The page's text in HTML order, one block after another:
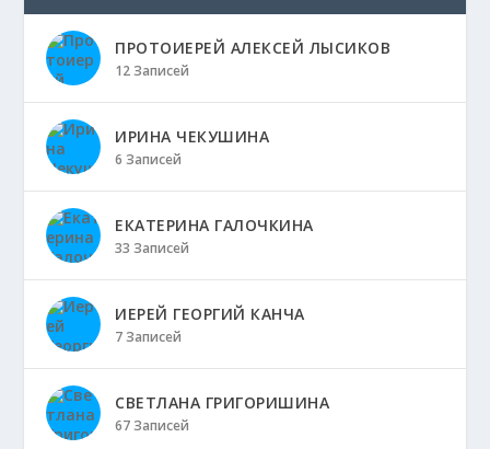
ПРОТОИЕРЕЙ АЛЕКСЕЙ ЛЫСИКОВ
12 Записей
ИРИНА ЧЕКУШИНА
6 Записей
ЕКАТЕРИНА ГАЛОЧКИНА
33 Записей
ИЕРЕЙ ГЕОРГИЙ КАНЧА
7 Записей
СВЕТЛАНА ГРИГОРИШИНА
67 Записей